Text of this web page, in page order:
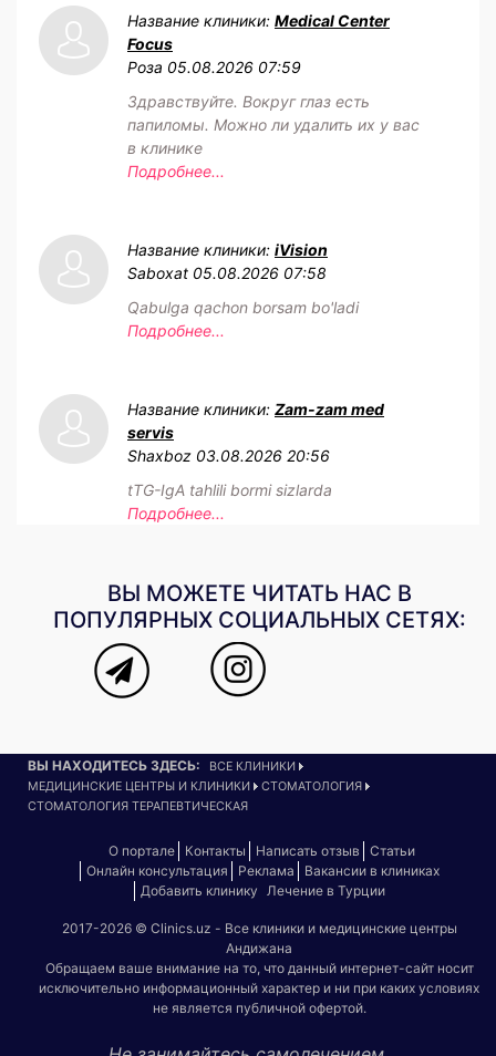
Название клиники: Medical Center
Focus
Роза 05.08.2026 07:59
Здравствуйте. Вокруг глаз есть
папиломы. Можно ли удалить их у вас
в клинике
Подробнее...
Название клиники: iVision
Saboxat 05.08.2026 07:58
Qabulga qachon borsam bo'ladi
Подробнее...
Название клиники: Zam-zam med
servis
Shaxboz 03.08.2026 20:56
tTG-IgA tahlili bormi sizlarda
Подробнее...
ВЫ МОЖЕТЕ ЧИТАТЬ НАС В
ПОПУЛЯРНЫХ СОЦИАЛЬНЫХ СЕТЯХ:
ВЫ НАХОДИТЕСЬ ЗДЕСЬ:
ВСЕ КЛИНИКИ
МЕДИЦИНСКИЕ ЦЕНТРЫ И КЛИНИКИ
СТОМАТОЛОГИЯ
СТОМАТОЛОГИЯ ТЕРАПЕВТИЧЕСКАЯ
О портале Контакты Написать отзыв
Статьи
Онлайн консультация
Реклама
Вакансии в клиниках
Добавить клинику
Лечение в Турции
2017-2026 © Clinics.uz - Все клиники и медицинские центры
Андижана
Обращаем ваше внимание на то, что данный интернет-сайт носит
исключительно информационный характер и ни при каких условиях
не является публичной офертой.